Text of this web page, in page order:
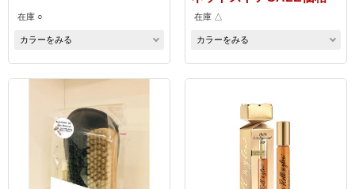
在庫 ○
カラーをみる
在庫 △
カラーをみる